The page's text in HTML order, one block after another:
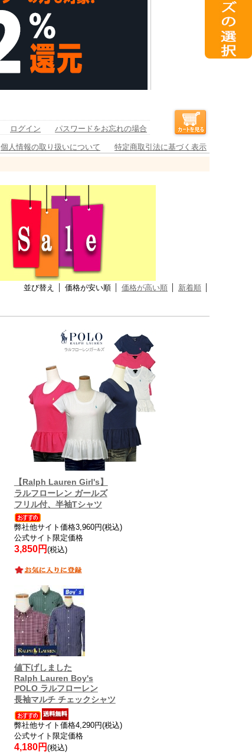
ログイン パスワードをお忘れの場合
個人情報の取り扱いについて 特定商取引法に基づく表示
並び替え 価格が安い順 価格が高い順 新着順
【Ralph Lauren Girl's】
ラルフローレン ガールズ
フリル付、半袖Tシャツ
弊社他サイト価格3,960円(税込)
公式サイト限定価格
3,850円 (税込)
値下げしました
Ralph Lauren Boy's
POLO ラルフローレン
長袖マルチ チェックシャツ
弊社他サイト価格4,290円(税込)
公式サイト限定価格
4,180円 (税込)